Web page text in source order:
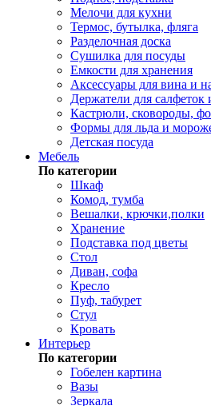
Мелочи для кухни
Термос, бутылка, фляга
Разделочная доска
Сушилка для посуды
Емкости для хранения
Аксессуары для вина и
Держатели для салфеток
Кастрюли, сковороды,
Формы для льда и
Детская посуда
Мебель
По категории
Шкаф
Комод, тумба
Вешалки, крючки,полки
Хранение
Подставка под цветы
Стол
Диван, софа
Кресло
Пуф, табурет
Стул
Кровать
Интерьер
По категории
Гобелен картина
Вазы
Зеркала